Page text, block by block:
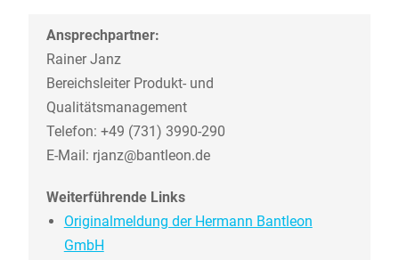
Ansprechpartner:
Rainer Janz
Bereichsleiter Produkt- und
Qualitätsmanagement
Telefon: +49 (731) 3990-290
E-Mail: rjanz@bantleon.de
Weiterführende Links
Originalmeldung der Hermann Bantleon
GmbH